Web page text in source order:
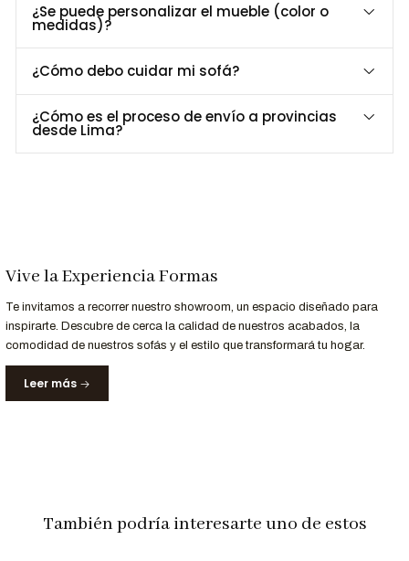
Profundidad
80 cm
Material
Madera maciza y patas de madera
Revestimiento
Color personalizable
Personalización a Tu Medida
Entrega Rápida y Garantía
Servicio
Detalle
Entrega
Garantizada
Recibe tu sofá en 7 días hábiles en Lima y
ligeramente según la configuración de tu pantalla.
¿Se puede personalizar el mueble (color o
medidas)?
¿Cómo debo cuidar mi sofá?
¿Cómo es el proceso de envío a provincias
desde Lima?
Vive la Experiencia Formas
Te invitamos a recorrer nuestro showroom, un espacio diseñado para
inspirarte. Descubre de cerca la calidad de nuestros acabados, la
comodidad de nuestros sofás y el estilo que transformará tu hogar.
Leer más
También podría interesarte uno de estos